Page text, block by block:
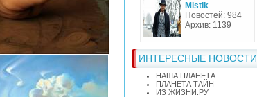
Mistik
Новостей: 984
Архив: 1139
ИНТЕРЕСНЫЕ НОВОСТИ
НАША ПЛАНЕТА
ПЛАНЕТА ТАЙН
ИЗ ЖИЗНИ.РУ